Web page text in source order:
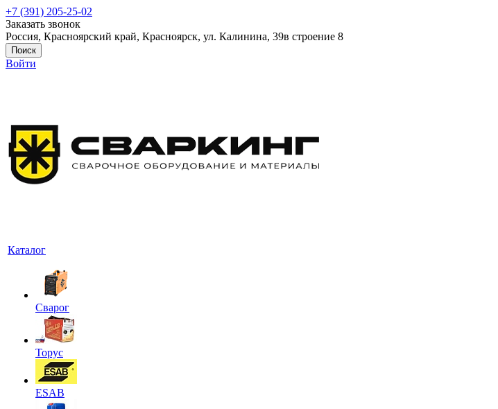
+7 (391) 205-25-02
Заказать звонок
Россия, Красноярский край, Красноярск, ул. Калинина, 39в строение 8
Поиск
Войти
Каталог
Сварог
Торус
ESAB